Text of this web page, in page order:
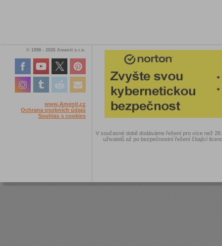
© 1998 - 2026 Amenit s.r.o.
www.Amenit.cz
Ochrana osobních údajů
Souhlas s cookies
V současné době dodáváme řešení pro více než
uživatelů až po bezpečnostní řešení čítající